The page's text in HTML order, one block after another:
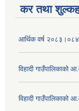
कर तथा
आर्थिक वर्ष
विहादी गाउँपालिकाको
विहादी गाउँपालिकाको